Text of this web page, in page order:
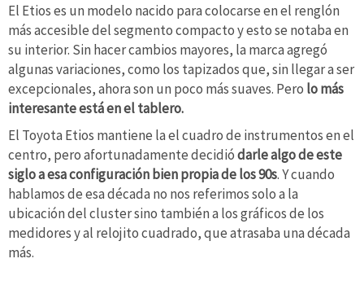
El Etios es un modelo nacido para colocarse en el renglón
más accesible del segmento compacto y esto se notaba en
su interior. Sin hacer cambios mayores, la marca agregó
algunas variaciones, como los tapizados que, sin llegar a ser
excepcionales, ahora son un poco más suaves. Pero lo más
interesante está en el tablero.
El Toyota Etios mantiene la el cuadro de instrumentos en el
centro, pero afortunadamente decidiódarle algo de este
siglo a esa configuración bien propia de los 90s. Y cuando
hablamos de esa década no nos referimos solo a la
ubicación del cluster sino también a los gráficos de los
medidores y al relojito cuadrado, que atrasaba una década
más.